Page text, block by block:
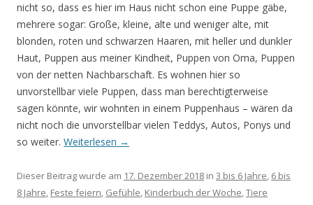
nicht so, dass es hier im Haus nicht schon eine Puppe gäbe,
mehrere sogar: Große, kleine, alte und weniger alte, mit
blonden, roten und schwarzen Haaren, mit heller und dunkler
Haut, Puppen aus meiner Kindheit, Puppen von Oma, Puppen
von der netten Nachbarschaft. Es wohnen hier so
unvorstellbar viele Puppen, dass man berechtigterweise
sagen könnte, wir wohnten in einem Puppenhaus – wären da
nicht noch die unvorstellbar vielen Teddys, Autos, Ponys und
so weiter. Weiterlesen →
Dieser Beitrag wurde am 17. Dezember 2018 in 3 bis 6 Jahre, 6 bis
8 Jahre, Feste feiern, Gefühle, Kinderbuch der Woche,Tiere